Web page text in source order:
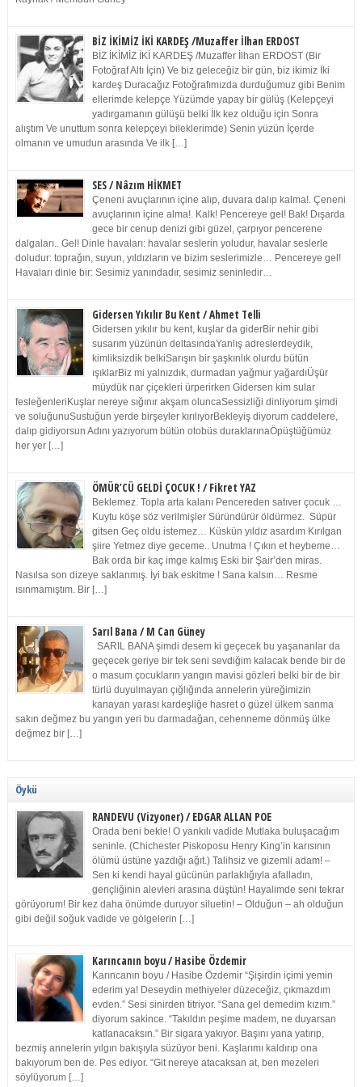
BİZ İKİMİZ İKİ KARDEŞ /Muzaffer İlhan ERDOST
BİZ İKİMİZ İKİ KARDEŞ /Muzaffer İlhan ERDOST (Bir
Fotoğraf Altı İçin) Ve biz geleceğiz bir gün, biz ikimiz İki
kardeş Duracağız Fotoğrafımızda durduğumuz gibi Benim
ellerimde kelepçe Yüzümde yapay bir gülüş (Kelepçeyi
yadırgamanın gülüşü belki İlk kez olduğu için Sonra
alıştım Ve unuttum sonra kelepçeyi bileklerimde) Senin yüzün İçerde
olmanın ve umudun arasında Ve ilk […]
SES / Nâzım HİKMET
Çeneni avuçlarının içine alıp, duvara dalıp kalma!. Çeneni
avuçlarının içine alma!. Kalk! Pencereye gel! Bak! Dışarda
gece bir cenup denizi gibi güzel, çarpıyor pencerene
dalgaları.. Gel! Dinle havaları: havalar seslerin yoludur, havalar seslerle
doludur: toprağın, suyun, yıldızların ve bizim seslerimizle… Pencereye gel!
Havaları dinle bir: Sesimiz yanındadır, sesimiz seninledir…
Gidersen Yıkılır Bu Kent / Ahmet Telli
Gidersen yıkılır bu kent, kuşlar da giderBir nehir gibi
susarım yüzünün deltasındaYanlış adreslerdeydik,
kimliksizdik belkiSarışın bir şaşkınlık olurdu bütün
ışıklarBiz mi yalnızdık, durmadan yağmur yağardıÜşür
müydük nar çiçekleri ürperirken Gidersen kim sular
fesleğenleriKuşlar nereye sığınır akşam oluncaSessizliği dinliyorum şimdi
ve soluğunuSustuğun yerde birşeyler kırılıyorBekleyiş diyorum caddelere,
dalıp gidiyorsun Adını yazıyorum bütün otobüs duraklarınaÖpüştüğümüz
her yer […]
ÖMÜR’CÜ GELDİ ÇOCUK ! / Fikret YAZ
Beklemez. Topla arta kalanı Pencereden satıver çocuk …
Kuytu köşe söz verilmişler Süründürür öldürmez. Süpür
gitsen Geç oldu istemez… Küskün yıldız asardım Kırılgan
şiire Yetmez diye geceme.. Unutma ! Çıkın et heybeme…
Bak orda bir kaç imge kalmış Eski bir Şair’den miras.
Nasılsa son dizeye saklanmış. İyi bak eskitme ! Sana kalsın… Resme
ısınmamıştım. Bir […]
Sarıl Bana / M Can Güney
SARIL BANA şimdi desem ki geçecek bu yaşananlar da
geçecek geriye bir tek seni sevdiğim kalacak bende bir de
o masum çocukların yangın mavisi gözleri belki bir de bir
türlü duyulmayan çığlığında annelerin yüreğimizin
kanayan yarası kardeşliğe hasret o güzel ülkem sanma
sakın değmez bu yangın yeri bu darmadağan, cehenneme dönmüş ülke
değmez bir […]
Öykü
RANDEVU (Vizyoner) / EDGAR ALLAN POE
Orada beni bekle! O yankılı vadide Mutlaka buluşacağım
seninle. (Chichester Piskoposu Henry King’in karısının
ölümü üstüne yazdığı ağıt.) Talihsiz ve gizemli adam! –
Sen ki kendi hayal gücünün parlaklığıyla afalladın,
gençliğinin alevleri arasına düştün! Hayalimde seni tekrar
görüyorum! Bir kez daha önümde duruyor siluetin! – Olduğun – ah olduğun
gibi değil soğuk vadide ve gölgelerin […]
Karıncanın boyu / Hasibe Özdemir
Karıncanın boyu / Hasibe Özdemir “Şişirdin içimi yemin
ederim ya! Deseydin methiyeler düzeceğiz, çıkmazdım
evden.” Sesi sinirden titriyor. “Sana gel demedim kızım.”
diyorum sakince. “Takıldın peşime madem, ne duyarsan
katlanacaksın.” Bir sigara yakıyor. Başını yana yatırıp,
bezmiş annelerin yılgın bakışıyla süzüyor beni. Kaşlarımı kaldırıp ona
bakıyorum ben de. Pes ediyor. “Git nereye atacaksan at, ben mezeleri
söylüyorum […]